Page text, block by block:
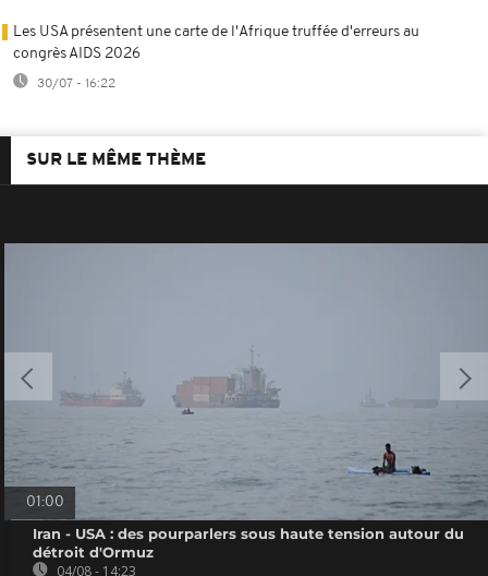
Les USA présentent une carte de l'Afrique truffée d'erreurs au
congrès AIDS 2026
30/07 - 16:22
SUR LE MÊME THÈME
01:00
Iran - USA : des pourparlers sous haute tension autour du
détroit d'Ormuz
04/08 - 14:23